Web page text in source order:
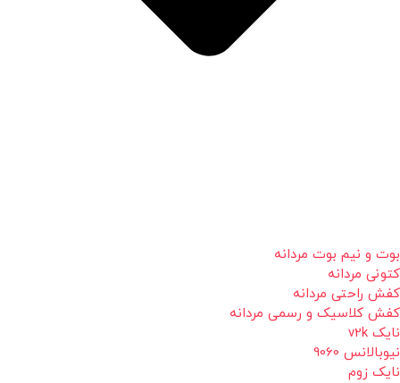
بوت و نیم بوت مردانه
کتونی مردانه
کفش راحتی مردانه
کفش کلاسیک و رسمی مردانه
نایک v2k
نیوبالانس 9060
نایک زوم